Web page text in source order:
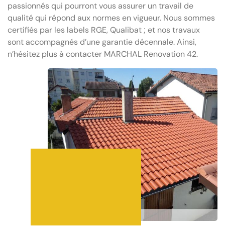
passionnés qui pourront vous assurer un travail de
qualité qui répond aux normes en vigueur. Nous sommes
certifiés par les labels RGE, Qualibat ; et nos travaux
sont accompagnés d’une garantie décennale. Ainsi,
n’hésitez plus à contacter MARCHAL Renovation 42.